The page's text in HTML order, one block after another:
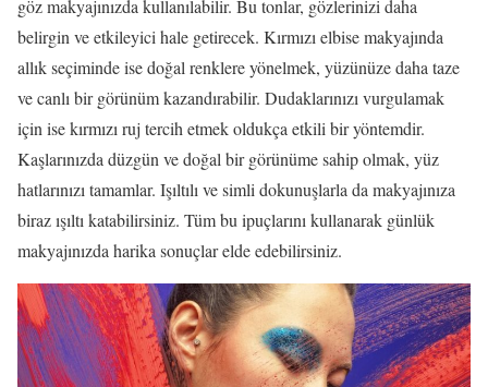
göz makyajınızda kullanılabilir. Bu tonlar, gözlerinizi daha
belirgin ve etkileyici hale getirecek. Kırmızı elbise makyajında
allık seçiminde ise doğal renklere yönelmek, yüzünüze daha taze
ve canlı bir görünüm kazandırabilir. Dudaklarınızı vurgulamak
için ise kırmızı ruj tercih etmek oldukça etkili bir yöntemdir.
Kaşlarınızda düzgün ve doğal bir görünüme sahip olmak, yüz
hatlarınızı tamamlar. Işıltılı ve simli dokunuşlarla da makyajınıza
biraz ışıltı katabilirsiniz. Tüm bu ipuçlarını kullanarak günlük
makyajınızda harika sonuçlar elde edebilirsiniz.